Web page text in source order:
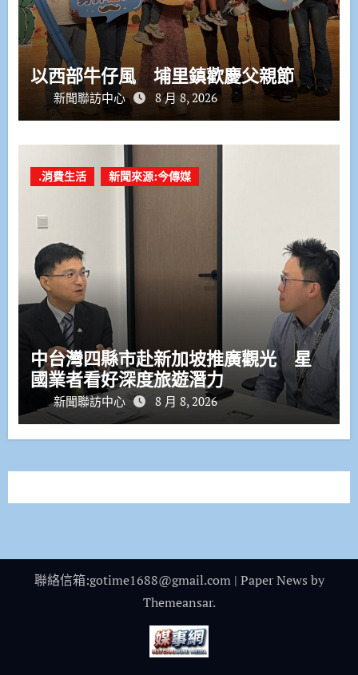
以西部牛仔風 埔里鎮歡慶父親節
新聞聯訪中心 8 月 8, 2026
.消費生活 新聞來源:今傳媒
中台灣四縣市赴新加坡推廣觀光 星
國業者看好深度旅遊潛力
新聞聯訪中心 8 月 8, 2026
聯絡信箱:gotime1688@gmail.com | Paper News by
Themeansar.